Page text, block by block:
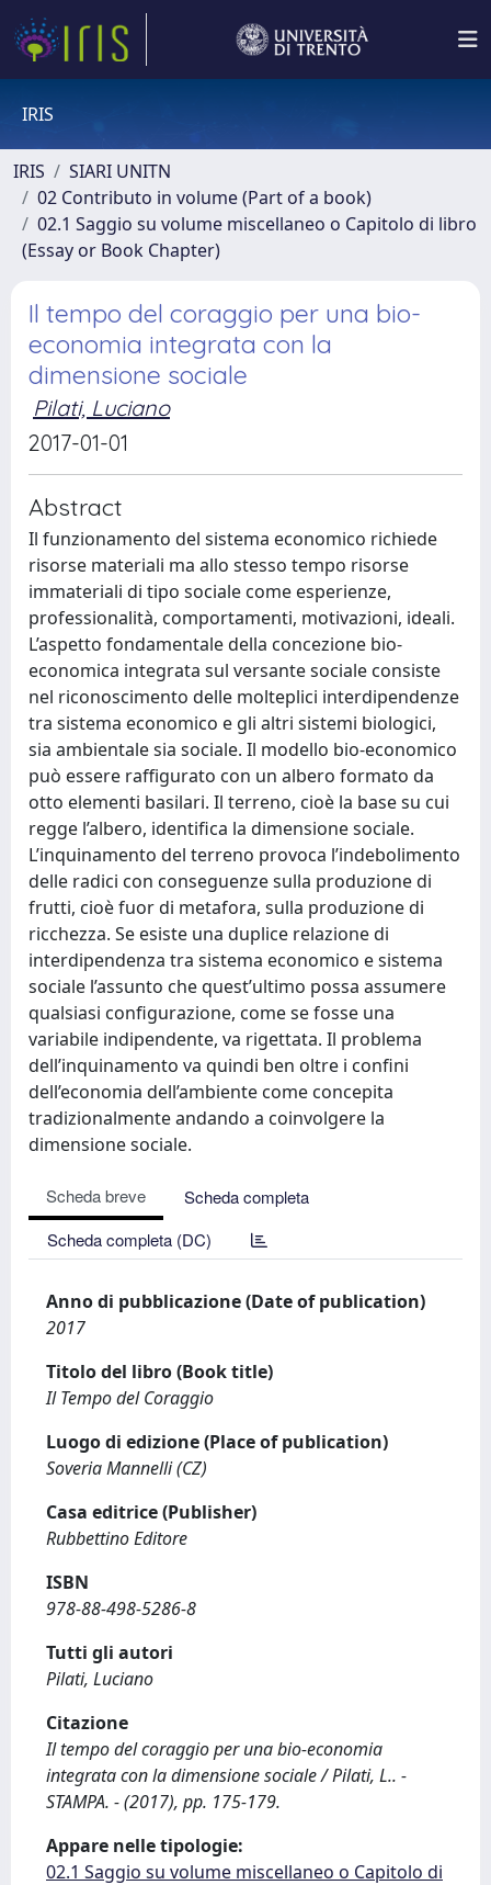
IRIS
IRIS
SIARI UNITN
02 Contributo in volume (Part of a book)
02.1 Saggio su volume miscellaneo o Capitolo di libro
(Essay or Book Chapter)
Il tempo del coraggio per una bio-
economia integrata con la
dimensione sociale
Pilati, Luciano
2017-01-01
Abstract
Il funzionamento del sistema economico richiede
risorse materiali ma allo stesso tempo risorse
immateriali di tipo sociale come esperienze,
professionalità, comportamenti, motivazioni, ideali.
L’aspetto fondamentale della concezione bio-
economica integrata sul versante sociale consiste
nel riconoscimento delle molteplici interdipendenze
tra sistema economico e gli altri sistemi biologici,
sia ambientale sia sociale. Il modello bio-economico
può essere raffigurato con un albero formato da
otto elementi basilari. Il terreno, cioè la base su cui
regge l’albero, identifica la dimensione sociale.
L’inquinamento del terreno provoca l’indebolimento
delle radici con conseguenze sulla produzione di
frutti, cioè fuor di metafora, sulla produzione di
ricchezza. Se esiste una duplice relazione di
interdipendenza tra sistema economico e sistema
sociale l’assunto che quest’ultimo possa assumere
qualsiasi configurazione, come se fosse una
variabile indipendente, va rigettata. Il problema
dell’inquinamento va quindi ben oltre i confini
dell’economia dell’ambiente come concepita
tradizionalmente andando a coinvolgere la
dimensione sociale.
Scheda breve
Scheda completa
Scheda completa (DC)
Anno di pubblicazione (Date of publication)
2017
Titolo del libro (Book title)
Il Tempo del Coraggio
Luogo di edizione (Place of publication)
Soveria Mannelli (CZ)
Casa editrice (Publisher)
Rubbettino Editore
ISBN
978-88-498-5286-8
Tutti gli autori
Pilati, Luciano
Citazione
Il tempo del coraggio per una bio-economia
integrata con la dimensione sociale / Pilati, L.. -
STAMPA. - (2017), pp. 175-179.
Appare nelle tipologie:
02.1 Saggio su volume miscellaneo o Capitolo di